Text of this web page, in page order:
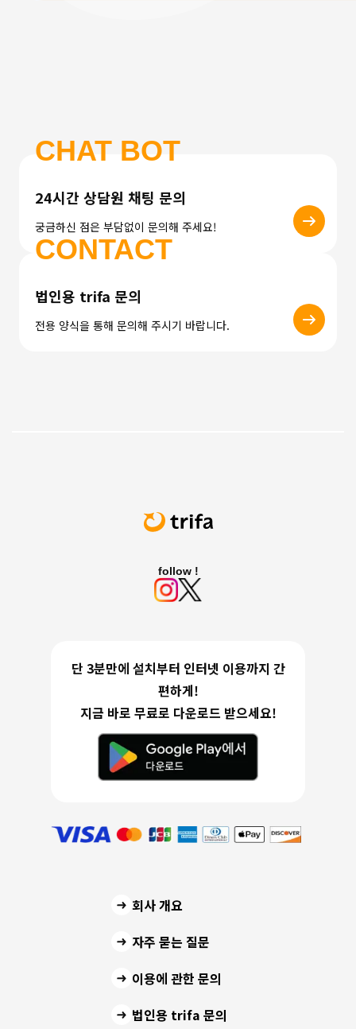
CHAT BOT
24시간 상담원 채팅 문의
궁금하신 점은 부담없이 문의해 주세요!
CONTACT
법인용 trifa 문의
전용 양식을 통해 문의해 주시기 바랍니다.
follow !
단 3분만에 설치부터 인터넷 이용까지 간
편하게!
지금 바로 무료로 다운로드 받으세요!
회사 개요
자주 묻는 질문
이용에 관한 문의
법인용 trifa 문의